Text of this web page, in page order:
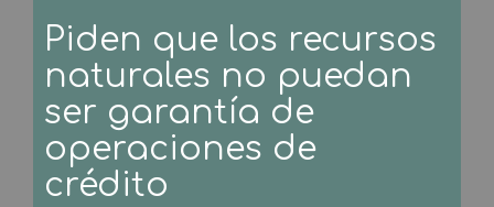
Piden que los recursos
naturales no puedan
ser garantía de
operaciones de
crédito